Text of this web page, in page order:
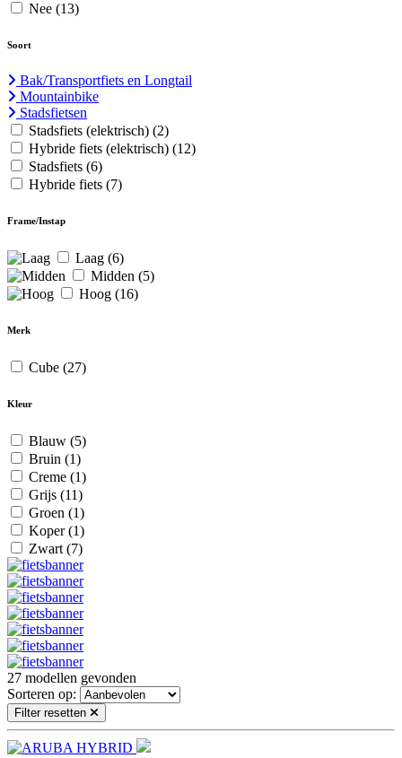
Nee (13)
Soort
Bak/Transportfiets en Longtail
Mountainbike
Stadsfietsen
Stadsfiets (elektrisch) (2)
Hybride fiets (elektrisch) (12)
Stadsfiets (6)
Hybride fiets (7)
Frame/Instap
Laag (6)
Midden (5)
Hoog (16)
Merk
Cube (27)
Kleur
Blauw (5)
Bruin (1)
Creme (1)
Grijs (11)
Groen (1)
Koper(1)
Zwart (7)
27 modellen gevonden
Sorteren op:
Filter resetten